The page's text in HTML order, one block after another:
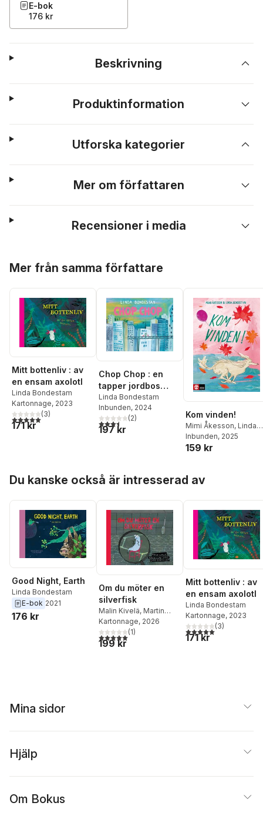
E-bok
176 kr
Beskrivning
Produktinformation
Utforska kategorier
Mer om författaren
Recensioner i media
Mer från samma författare
Mitt bottenliv : av
en ensam axolotl
Linda Bondestam
Kartonnage, 2023
5,0utav 5 stjärnor. Totalt antal röster:
(3)
171 kr
Chop Chop : en
tapper jordbos
berättelse
Linda Bondestam
Inbunden, 2024
3,5utav 5 stjärnor. Totalt antal röster:
(2)
197 kr
Kom vinden!
Mimi Åkesson, Linda
Bondestam
Inbunden, 2025
159 kr
Du kanske också är intresserad av
Good Night, Earth
Linda Bondestam
E-bok 2021
176 kr
Om du möter en
silverfisk
Malin Kivelä, Martin
Glaz Serup
Kartonnage, 2026
5,0utav 5 stjärnor. Totalt antal röster:
(1)
199 kr
Mitt bottenliv : av
en ensam axolotl
Linda Bondestam
Kartonnage, 2023
5,0utav 5 stjärnor.
(3)
171 kr
Mina sidor
Hjälp
Om Bokus